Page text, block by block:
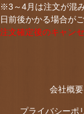
※3～4月は注文が混
日前後かかる場合が
注文確定後のキャン
会社概要
プライバシーポ